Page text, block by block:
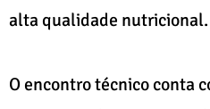
alta qualidade nutricional.
O encontro técnico conta